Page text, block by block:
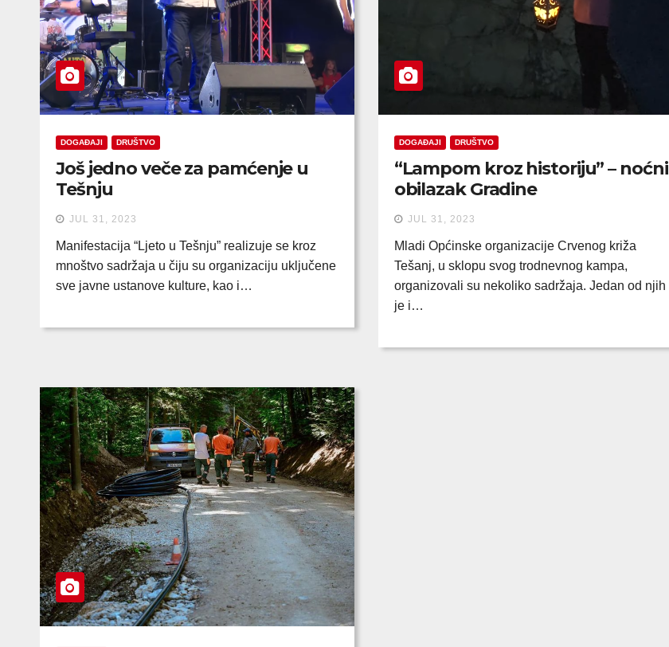
DOGAĐAJI DRUŠTVO
Još jedno veče za pamćenje u
Tešnju
JUL 31, 2023
Manifestacija “Ljeto u Tešnju” realizuje se kroz
mnoštvo sadržaja u čiju su organizaciju uključene
sve javne ustanove kulture, kao i…
DOGAĐAJI DRUŠTVO
“Lampom kroz historiju” – noćni
obilazak Gradine
JUL 31, 2023
Mladi Općinske organizacije Crvenog križa
Tešanj, u sklopu svog trodnevnog kampa,
organizovali su nekoliko sadržaja. Jedan od njih
je i…